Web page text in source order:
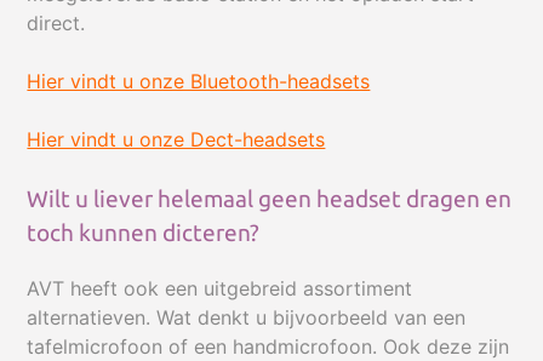
direct.
Hier vindt u onze Bluetooth-headsets
Hier vindt u onze Dect-headsets
Wilt u liever helemaal geen headset dragen en
toch kunnen dicteren?
AVT heeft ook een uitgebreid assortiment
alternatieven. Wat denkt u bijvoorbeeld van een
tafelmicrofoon of een handmicrofoon. Ook deze zijn